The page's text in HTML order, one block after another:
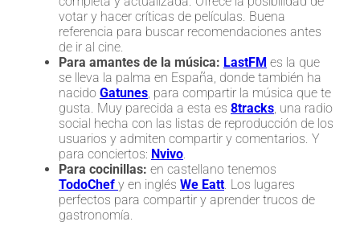
votar y hacer críticas de películas. Buena
referencia para buscar recomendaciones antes
de ir al cine.
Para amantes de la música: LastFM es la que
se lleva la palma en España, donde también ha
nacido Gatunes , para compartir la música que te
gusta. Muy parecida a esta es 8tracks , una radio
social hecha con las listas de reproducción de los
usuarios y admiten compartir y comentarios. Y
para conciertos: Nvivo
Para cocinillas: en castellano tenemos
TodoChef y en inglés We Eatt . Los lugares
perfectos para compartir y aprender trucos de
gastronomía.